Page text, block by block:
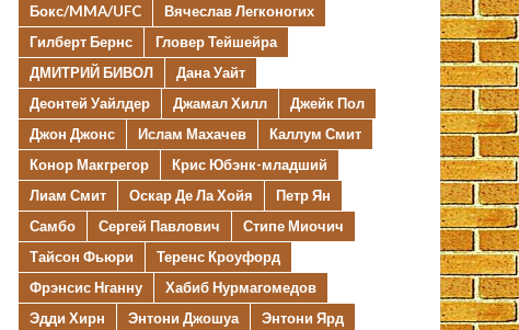
Бокс/MMA/UFC
Вячеслав Легконогих
Гилберт Бернс
Гловер Тейшейра
ДМИТРИЙ БИВОЛ
Дана Уайт
Деонтей Уайлдер
Джамал Хилл
Джейк Пол
Джон Джонс
Ислам Махачев
Каллум Смит
Конор Макгрегор
Крис Юбэнк-младший
Лиам Смит
Оскар Де Ла Хойя
Петр Ян
Самбо
Сергей Павлович
Стипе Миочич
Тайсон Фьюри
Теренс Кроуфорд
Фрэнсис Нганну
Хабиб Нурмагомедов
Эдди Хирн
Энтони Джошуа
Энтони Ярд